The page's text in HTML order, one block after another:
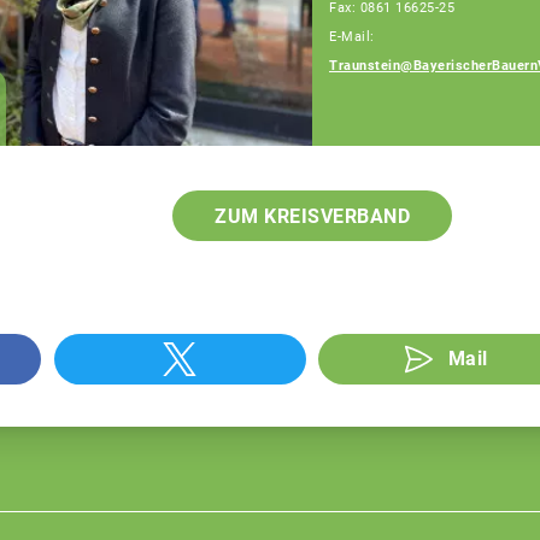
Fax: 0861 16625-25
E-Mail:
ZUM KREISVERBAND
Mail